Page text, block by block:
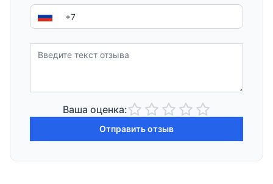
Ваша оценка:
Отправить отзыв